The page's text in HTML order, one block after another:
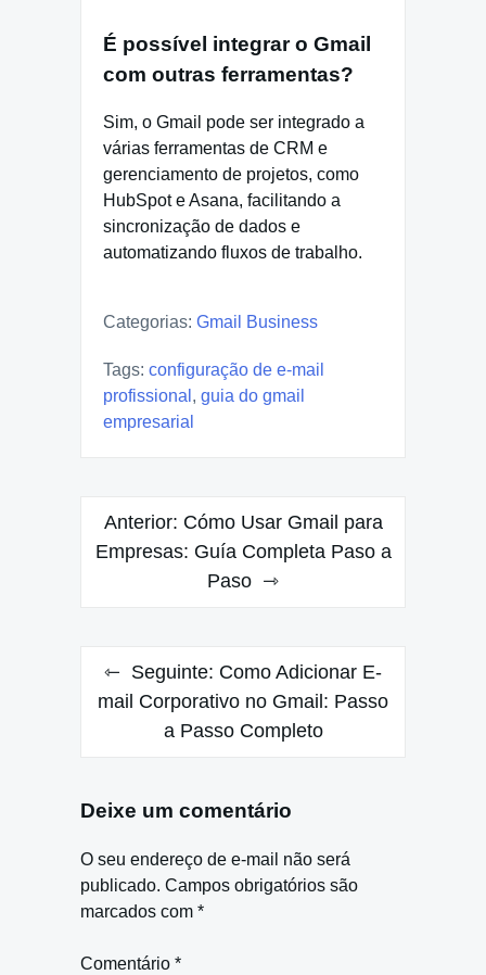
É possível integrar o Gmail
com outras ferramentas?
Sim, o Gmail pode ser integrado a
várias ferramentas de CRM e
gerenciamento de projetos, como
HubSpot e Asana, facilitando a
sincronização de dados e
automatizando fluxos de trabalho.
Categorias: Gmail Business
Tags: configuração de e-mail
profissional , guia do gmail
empresarial
Navegação
de
Anterior: Cómo Usar Gmail para
Empresas: Guía Completa Paso a
Paso
Seguinte: Como Adicionar E-
mail Corporativo no Gmail: Passo
a Passo Completo
Deixe um comentário
O seu endereço de e-mail não será
publicado. Campos obrigatórios são
marcados com *
Comentário *